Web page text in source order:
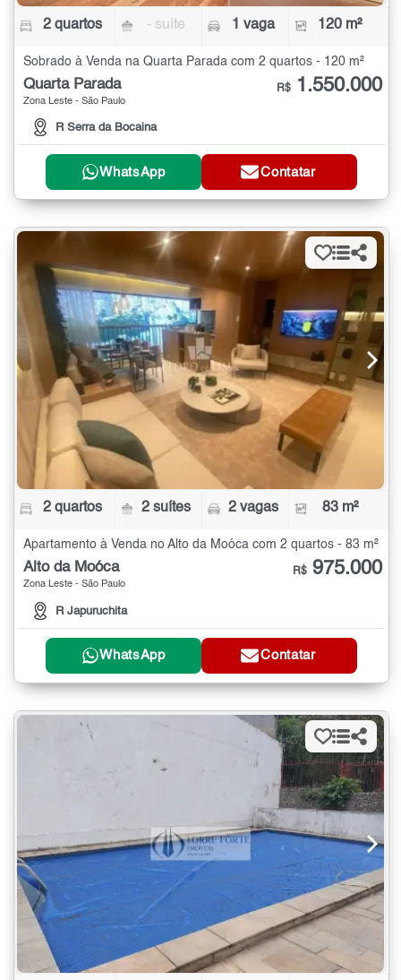
2 quartos - suíte 1 vaga 120 m²
Sobrado à Venda na Quarta Parada com 2 quartos - 120 m²
Quarta Parada
Zona Leste - São Paulo
R Serra da Bocaina
R$ 1.550.000
WhatsApp Contatar
2 quartos 2 suítes 2 vagas 83 m²
Apartamento à Venda no Alto da Moóca com 2 quartos - 83 m²
Alto da Moóca
Zona Leste - São Paulo
R Japuruchita
R$ 975.000
WhatsApp Contatar